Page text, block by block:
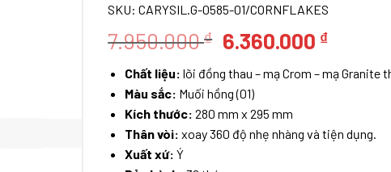
SKU: CARYSIL.G-0585-01/CORNFLAKES
7.950.000₫ Giá
là:
7.950.000 ₫.
6.360.000 ₫Giá
tại
Chất liệu: lõi đồng thau – mạ Crom – mạ Granite
Màu sắc: Muối hồng (01)
Kích thước: 280 mm x 295 mm
Thân vòi: xoay 360 độ nhẹ nhàng và tiện dụng.
Xuất xứ: Ý